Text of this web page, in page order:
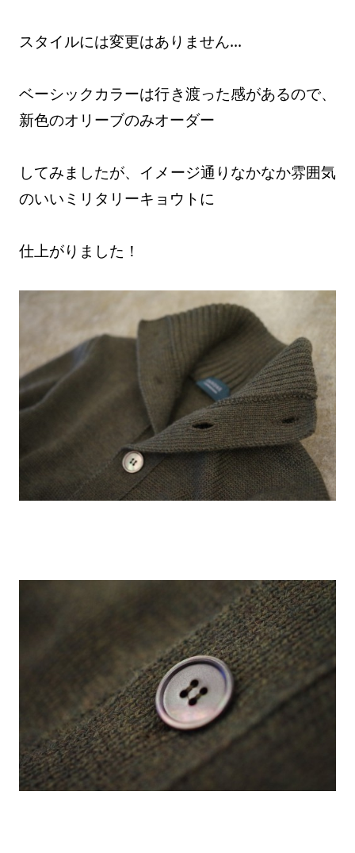
スタイルには変更はありません…
ベーシックカラーは行き渡った感があるので、
新色のオリーブのみオーダー
してみましたが、イメージ通りなかなか雰囲気
のいいミリタリーキョウトに
仕上がりました！